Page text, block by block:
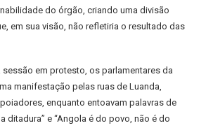
do órgão, criando uma divisão
em sua visão, não refletiria o resultado das
em protesto, os parlamentares da
manifestação pelas ruas de Luanda,
enquanto entoavam palavras de
ditadura” e “Angola é do povo, não é do